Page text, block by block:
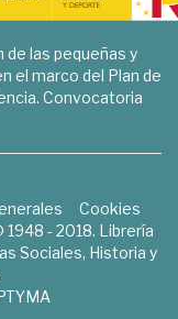
de las pequeñas y
el marco del Plan de
Convocatoria
Cookies
- 2018. Librería
Sociales, Historia y